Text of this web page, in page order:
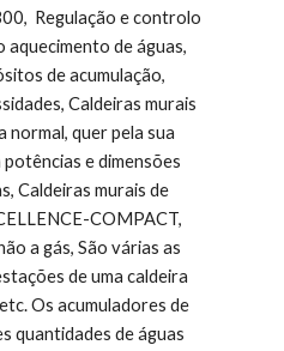
Regulação e controlo
de águas,
de acumulação,
Caldeiras murais
normal, quer pela sua
e dimensões
Caldeiras murais de
COMPACT,
a gás, São várias as
de uma caldeira
Os acumuladores de
quantidades de águas